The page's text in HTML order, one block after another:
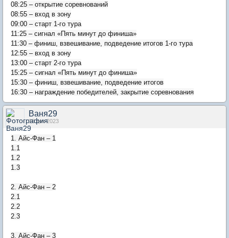
08:25 – открытие соревнований
08:55 – вход в зону
09:00 – старт 1-го тура
11:25 – сигнал «Пять минут до финиша»
11:30 – финиш, взвешивание, подведение итогов 1-го тура
12:55 – вход в зону
13:00 – старт 2-го тура
15:25 – сигнал «Пять минут до финиша»
15:30 – финиш, взвешивание, подведение итогов
16:30 – награждение победителей, закрытие соревнования
Ваня29
18 дек 2023
1. Айс-Фан – 1
1.1
1.2
1.3
2. Айс-Фан – 2
2.1
2.2
2.3
3. Айс-Фан – 3